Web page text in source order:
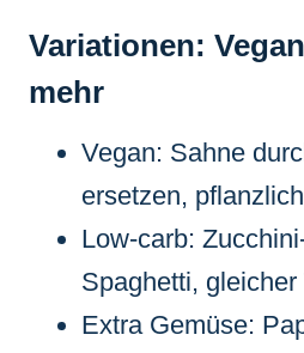
Variationen:
mehr
Vegan: Sahne
ersetzen,
Low-carb:
Spaghetti, gleicher
Extra Gemüse: